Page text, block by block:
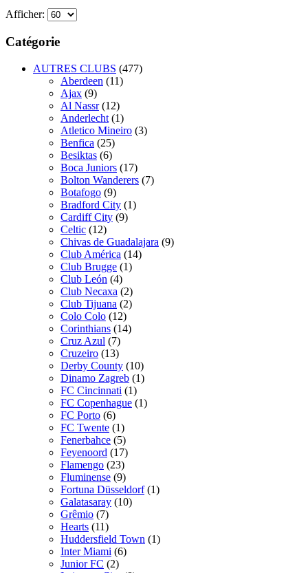
Afficher:
Catégorie
AUTRES CLUBS (477)
Aberdeen (11)
Ajax (9)
Al Nassr (12)
Anderlecht (1)
Atletico Mineiro (3)
Benfica (25)
Besiktas (6)
Boca Juniors (17)
Bolton Wanderers (7)
Botafogo (9)
Bradford City (1)
Cardiff City (9)
Celtic (12)
Chivas de Guadalajara (9)
Club América (14)
Club Brugge (1)
Club León (4)
Club Necaxa (2)
Club Tijuana (2)
Colo Colo (12)
Corinthians (14)
Cruz Azul (7)
Cruzeiro (13)
Derby County (10)
Dinamo Zagreb (1)
FC Cincinnati (1)
FC Copenhague (1)
FC Porto (6)
FC Twente (1)
Fenerbahce (5)
Feyenoord (17)
Flamengo (23)
Fluminense (9)
Fortuna Düsseldorf (1)
Galatasaray (10)
Grêmio (7)
Hearts (11)
Huddersfield Town (1)
Inter Miami (6)
Junior FC (2)